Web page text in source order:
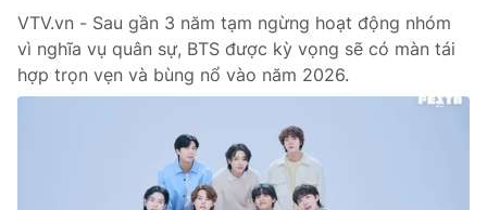
Xã hội
Pháp luật
VTV.vn - Sau gần 3 năm tạm ngừng hoạt động nhóm
vì nghĩa vụ quân sự, BTS được kỳ vọng sẽ có màn tái
hợp trọn vẹn và bùng nổ vào năm 2026.